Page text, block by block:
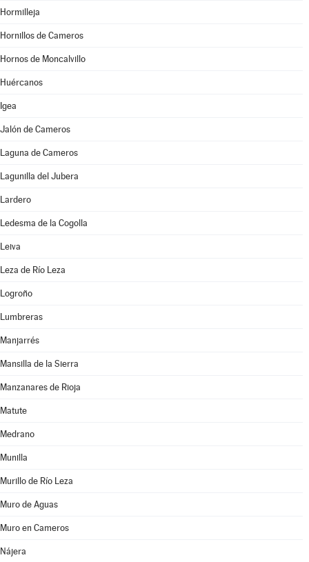
Hormilleja
Hornillos de Cameros
Hornos de Moncalvillo
Huércanos
Igea
Jalón de Cameros
Laguna de Cameros
Lagunilla del Jubera
Lardero
Ledesma de la Cogolla
Leiva
Leza de Río Leza
Logroño
Lumbreras
Manjarrés
Mansilla de la Sierra
Manzanares de Rioja
Matute
Medrano
Munilla
Murillo de Río Leza
Muro de Aguas
Muro en Cameros
Nájera